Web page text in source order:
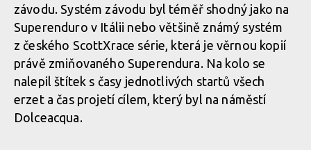
závodu. Systém závodu byl téměř shodný jako na
Superenduro v Itálii nebo většině známý systém
z českého ScottXrace série, která je věrnou kopií
právě zmiňovaného Superendura. Na kolo se
nalepil štítek s časy jednotlivých startů všech
erzet a čas projetí cílem, který byl na náměstí
Dolceacqua.